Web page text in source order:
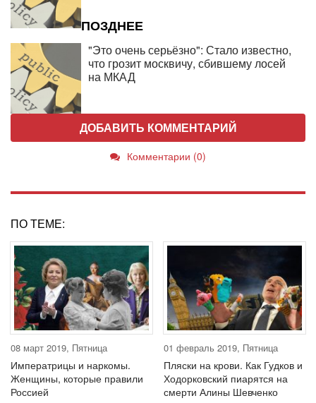
ПОЗДНЕЕ
"Это очень серьёзно": Стало известно,
что грозит москвичу, сбившему лосей
на МКАД
ДОБАВИТЬ КОММЕНТАРИЙ
Комментарии (0)
ПО ТЕМЕ:
08 март 2019, Пятница
Императрицы и наркомы.
Женщины, которые правили
Россией
01 февраль 2019, Пятница
Пляски на крови. Как Гудков и
Ходорковский пиарятся на
смерти Алины Шевченко